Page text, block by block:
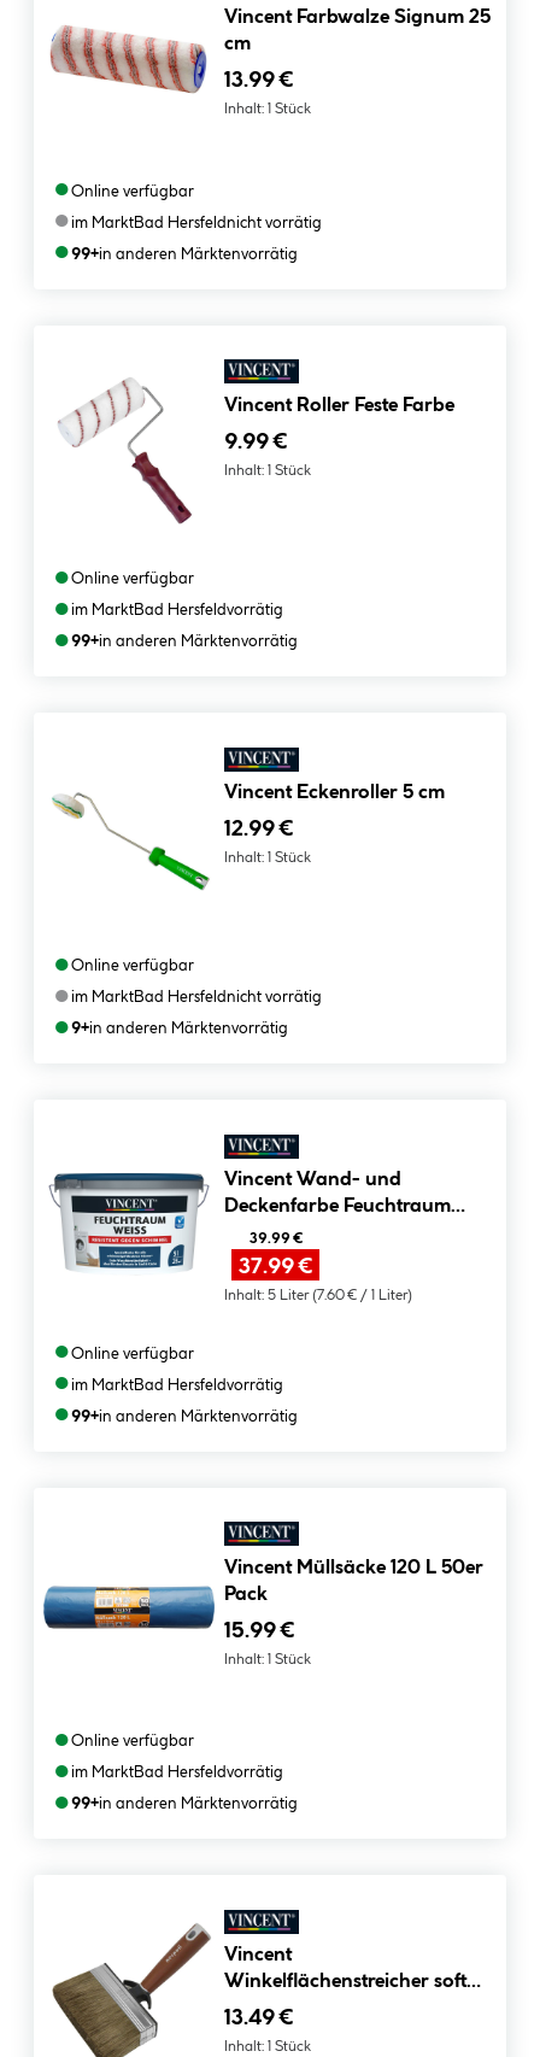
Vincent Farbwalze Signum 25
cm
13.99 €
Inhalt: 1 Stück
●Online verfügbar
●im MarktBad Hersfeldnicht vorrätig
●99+in anderen Märktenvorrätig
Vincent Roller Feste Farbe
9.99 €
Inhalt: 1 Stück
●Online verfügbar
●im MarktBad Hersfeldvorrätig
●99+in anderen Märktenvorrätig
Vincent Eckenroller 5 cm
12.99 €
Inhalt: 1 Stück
●Online verfügbar
●im MarktBad Hersfeldnicht vorrätig
●9+in anderen Märktenvorrätig
Vincent Wand- und
Deckenfarbe Feuchtraum
Weiß seidenmatt 5 L
39.99 €
37.99 €
Inhalt: 5 Liter (7.60 € / 1 Liter)
●Online verfügbar
●im MarktBad Hersfeldvorrätig
●99+in anderen Märktenvorrätig
Vincent Müllsäcke 120 L 50er
Pack
15.99 €
Inhalt: 1 Stück
●Online verfügbar
●im MarktBad Hersfeldvorrätig
●99+in anderen Märktenvorrätig
Vincent
Winkelflächenstreicher soft
Touch
13.49 €
Inhalt: 1 Stück